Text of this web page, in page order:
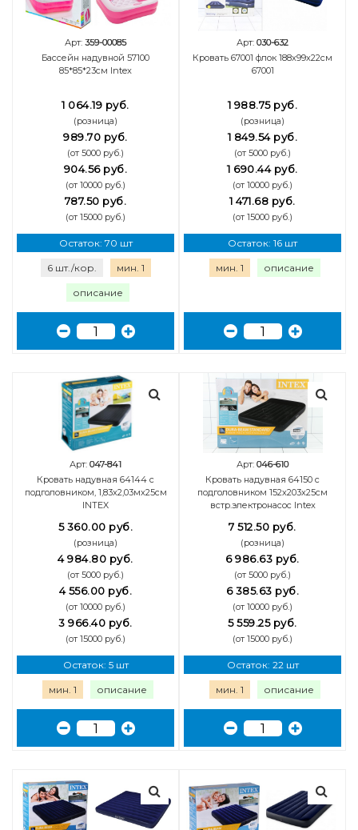
Арт: 359-00085
Бассейн надувной 57100
85*85*23см Intex
1 064.19 руб.
(розница)
989.70 руб.
(от 5000 руб.)
904.56 руб.
(от 10000 руб.)
787.50 руб.
(от 15000 руб.)
Остаток: 70 шт
6 шт./кор. мин. 1
описание
Арт: 030-632
Кровать 67001 флок 188х99х22см
67001
1 988.75 руб.
(розница)
1 849.54 руб.
(от 5000 руб.)
1 690.44 руб.
(от 10000 руб.)
1 471.68 руб.
(от 15000 руб.)
Остаток: 16 шт
мин. 1 описание
Арт: 047-841
Кровать надувная 64144 с
подголовником, 1,83х2,03мх25см
INTEX
5 360.00 руб.
(розница)
4 984.80 руб.
(от 5000 руб.)
4 556.00 руб.
(от 10000 руб.)
3 966.40 руб.
(от 15000 руб.)
Остаток: 5 шт
мин. 1 описание
Арт: 046-610
Кровать надувная 64150 с
подголовником 152х203х25см
встр.электронасос Intex
7 512.50 руб.
(розница)
6 986.63 руб.
(от 5000 руб.)
6 385.63 руб.
(от 10000 руб.)
5 559.25 руб.
(от 15000 руб.)
Остаток: 22 шт
мин. 1 описание